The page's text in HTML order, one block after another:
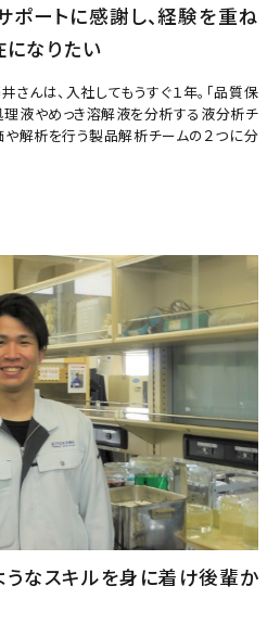
ートに感謝し、経験を重ね
なりたい
んは、入社してもうすぐ１年。「品質保
理液やめっき溶解液を分析する液分析チ
や解析を行う製品解析チームの２つに分
うなスキルを身に着け後輩か